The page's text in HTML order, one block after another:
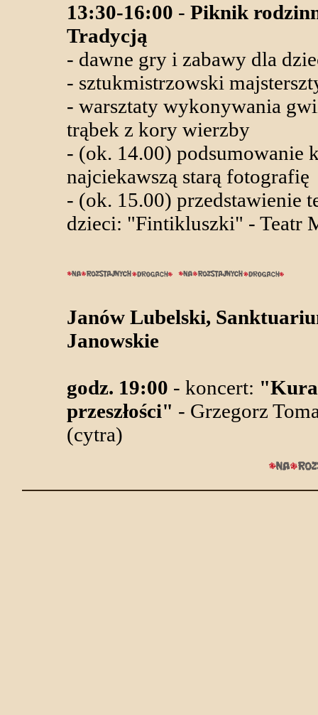
13:30-16:00 - Piknik
Tradycją
- dawne gry i zabawy dla
- sztukmistrzowski
- warsztaty wykonywania
trąbek z kory wierzby
- (ok. 14.00) podsumowanie
najciekawszą starą fotografię
- (ok. 15.00) przedstawienie
dzieci: "Fintikluszki" - Teatr
Janów Lubelski,
Janowskie
godz. 19:00 - koncert:
przeszłości" - Grzegorz
(cytra)